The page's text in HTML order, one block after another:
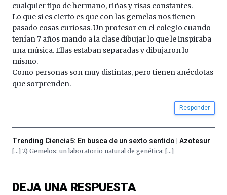
organizada
por
la
Cátedra…
cualquier tipo de hermano, riñas y risas constantes.
Lo que si es cierto es que con las gemelas nos tienen
pasado cosas curiosas. Un profesor en el colegio cuando
tenían 7 años mando a la clase dibujar lo que le inspiraba
una música. Ellas estaban separadas y dibujaron lo
mismo.
Como personas son muy distintas, pero tienen anécdotas
que sorprenden.
Responder
Trending Ciencia5: En busca de un sexto sentido | Azotesur
[…] 2) Gemelos: un laboratorio natural de genética: […]
DEJA UNA RESPUESTA